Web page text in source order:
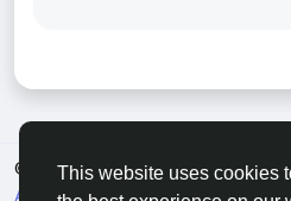
This website uses cookies
© 2026 BuzzingAbout
About
Koşullar Gizlilik